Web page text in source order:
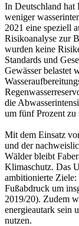
In Deutschland hat
weniger
2021 eine speziell
Risikoanalyse zur
wurden keine
Standards und
Gewässer belastet
die
um fünf Prozent zu
Mit dem Einsatz
und der
Wälder bleibt
Klimaschutz. Das
ambitionierte
Fußabdruck um
2019/20). Zudem
energieautark sein
nutzen.